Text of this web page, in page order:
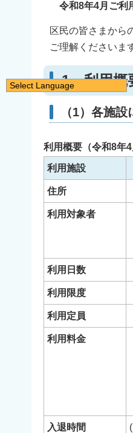
令和8年4月ご利
区民の皆さまから
ご理解くださいま
1 利用概
（1）各施
利用概要（令和8年4
利用施設
住所
利用対象者
利用日数
利用限度
利用定員
利用料金
入退時間
Select Language
繁體中文